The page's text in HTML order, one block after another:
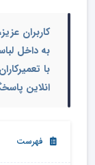
کاربران
به داخل
با
انلاین
فهرست